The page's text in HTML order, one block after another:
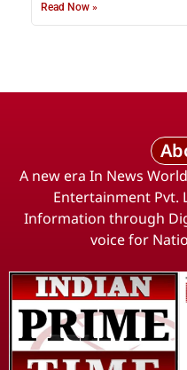
Read Now »
A new era In News
Entertainment Pvt.
Information through
voice for